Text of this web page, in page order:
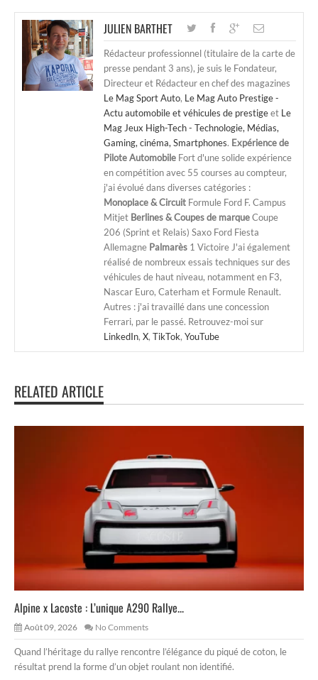
JULIEN BARTHET
Rédacteur professionnel (titulaire de la carte de
presse pendant 3 ans), je suis le Fondateur,
Directeur et Rédacteur en chef des magazines
Le Mag Sport Auto, Le Mag Auto Prestige -
Actu automobile et véhicules de prestigeet Le
Mag Jeux High-Tech - Technologie, Médias,
Gaming, cinéma, Smartphones. Expérience de
Pilote Automobile Fort d'une solide expérience
en compétition avec 55 courses au compteur,
j'ai évolué dans diverses catégories :
Monoplace & Circuit Formule Ford F. Campus
Mitjet Berlines & Coupes de marqueCoupe
206 (Sprint et Relais) Saxo Ford Fiesta
Allemagne Palmarès 1 Victoire J'ai également
réalisé de nombreux essais techniques sur des
véhicules de haut niveau, notamment en F3,
Nascar Euro, Caterham et Formule Renault.
Autres : j'ai travaillé dans une concession
Ferrari, par le passé. Retrouvez-moi sur
LinkedIn, X, TikTok, YouTube
RELATED ARTICLE
Alpine x Lacoste : L’unique A290 Rallye...
Août 09, 2026 No Comments
Quand l’héritage du rallye rencontre l’élégance du piqué de coton, le
résultat prend la forme d’un objet roulant non identifié.